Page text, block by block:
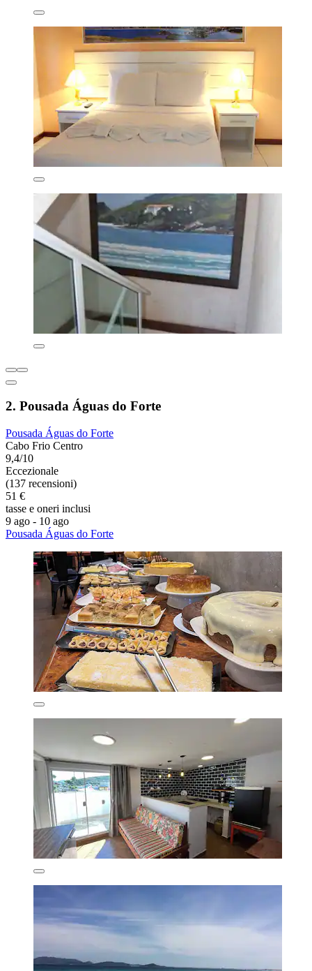
2. Pousada Águas do Forte
Pousada Águas do Forte
Cabo Frio Centro
9,4/10
Eccezionale
(137 recensioni)
51 €
tasse e oneri inclusi
9 ago - 10 ago
Pousada Águas do Forte